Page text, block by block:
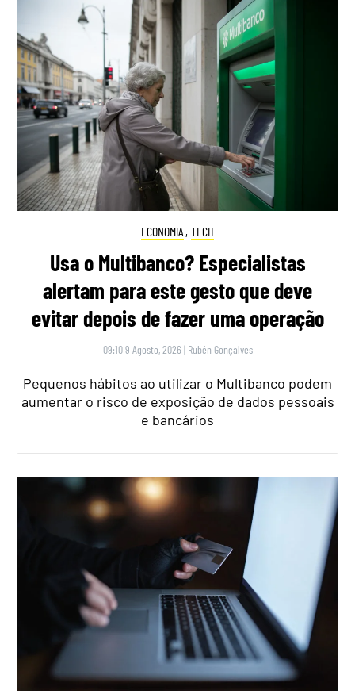
ECONOMIA , TECH
Usa o Multibanco? Especialistas
alertam para este gesto que deve
evitar depois de fazer uma operação
09:10 9 Agosto, 2026 | Rubén Gonçalves
Pequenos hábitos ao utilizar o Multibanco podem
aumentar o risco de exposição de dados pessoais
e bancários